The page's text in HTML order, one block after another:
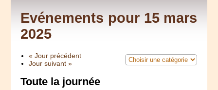
Evénements pour 15 mars
2025
« Jour précédent
Jour suivant »
Toute la journée